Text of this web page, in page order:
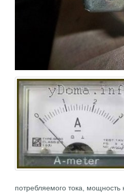
потребляемого тока, мощность